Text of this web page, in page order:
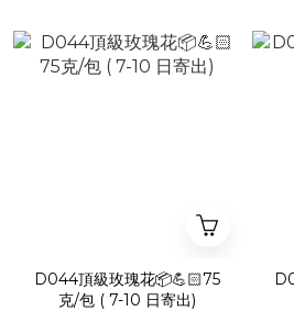
D044頂級玫瑰花📦💪🏻75
克/包 ( 7-10 日寄出)